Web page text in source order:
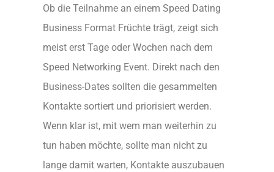
Ob die Teilnahme an einem Speed Dating
Business Format Früchte trägt, zeigt sich
meist erst Tage oder Wochen nach dem
Speed Networking Event. Direkt nach den
Business-Dates sollten die gesammelten
Kontakte sortiert und priorisiert werden.
Wenn klar ist, mit wem man weiterhin zu
tun haben möchte, sollte man nicht zu
lange damit warten, Kontakte auszubauen